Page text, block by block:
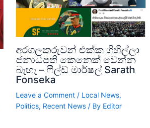
අරගලකරුවන් එක්ක ගිහිල්ලා
ජනාධිපති කෙනෙක් වෙන්න
බැහැ – ෆීල්ඩ් මාර්ෂල් Sarath
Fonseka
Leave a Comment / Local News,
Politics, Recent News/ By Editor